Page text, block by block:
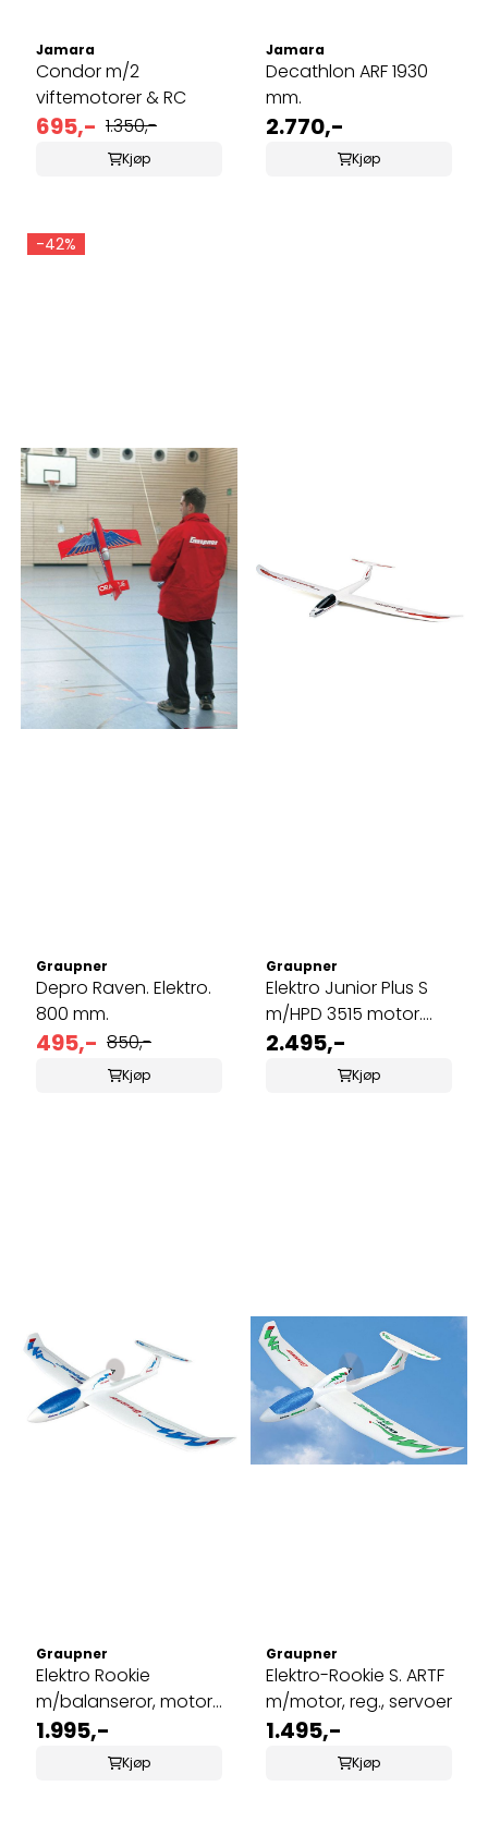
Jamara
Condor m/2
viftemotorer & RC
695,- 1.350,-
Kjøp
Jamara
Decathlon ARF 1930
mm.
2.770,-
Kjøp
-42%
Graupner
Depro Raven. Elektro.
800 mm.
495,- 850,-
Kjøp
Graupner
Elektro Junior Plus S
m/HPD 3515 motor.
1900 mm.
2.495,-
Kjøp
Graupner
Elektro Rookie
m/balanseror, motor,
regulator, ...
1.995,-
Kjøp
Graupner
Elektro-Rookie S. ARTF
m/motor, reg., servoer
1.495,-
Kjøp